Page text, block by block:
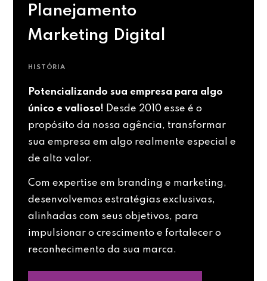
Planejamento
Marketing Digital
HISTÓRIA
Potencializando sua empresa para algo
único e valioso! Desde 2010 esse é o
propósito da nossa agência, transformar
sua empresa em algo realmente especial e
de alto valor.
Com expertise em branding e marketing,
desenvolvemos estratégias exclusivas,
alinhadas com seus objetivos, para
impulsionar o crescimento e fortalecer o
reconhecimento da sua marca.